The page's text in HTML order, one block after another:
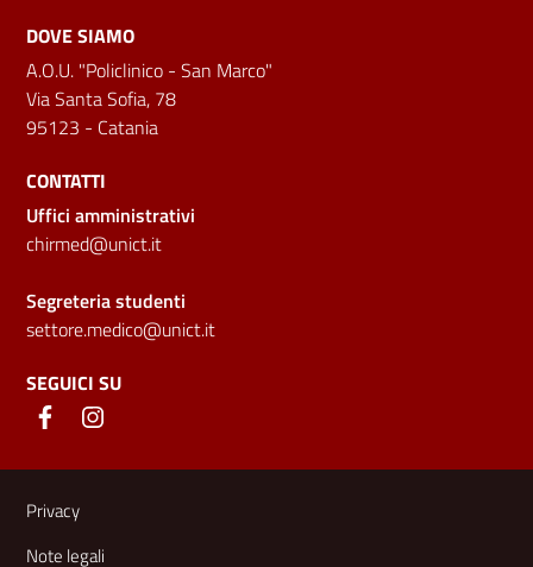
DOVE SIAMO
A.O.U. "Policlinico - San Marco"
Via Santa Sofia, 78
95123 - Catania
CONTATTI
Uffici amministrativi
chirmed@unict.it
Segreteria studenti
settore.medico@unict.it
SEGUICI SU
Link e informazioni utili
Privacy
Note legali